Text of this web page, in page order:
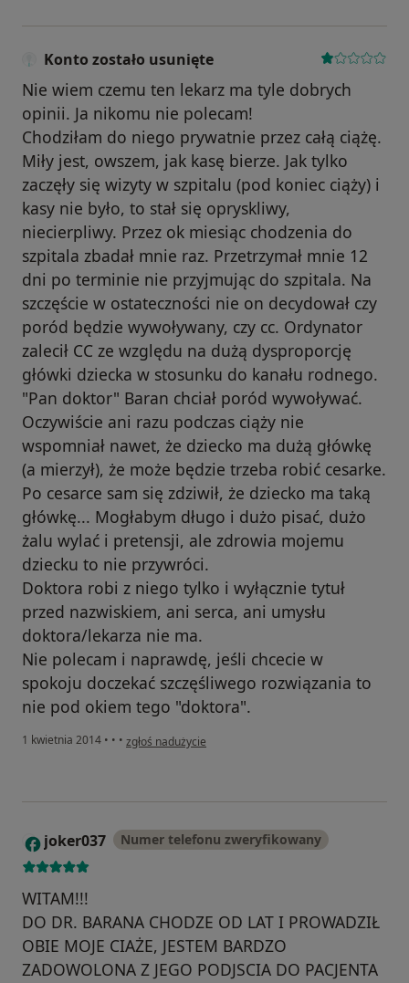
Konto zostało usunięte
Nie wiem czemu ten lekarz ma tyle dobrych
opinii. Ja nikomu nie polecam!
Chodziłam do niego prywatnie przez całą ciążę.
Miły jest, owszem, jak kasę bierze. Jak tylko
zaczęły się wizyty w szpitalu (pod koniec ciąży) i
kasy nie było, to stał się opryskliwy,
niecierpliwy. Przez ok miesiąc chodzenia do
szpitala zbadał mnie raz. Przetrzymał mnie 12
dni po terminie nie przyjmując do szpitala. Na
szczęście w ostateczności nie on decydował czy
poród będzie wywoływany, czy cc. Ordynator
zalecił CC ze względu na dużą dysproporcję
główki dziecka w stosunku do kanału rodnego.
"Pan doktor" Baran chciał poród wywoływać.
Oczywiście ani razu podczas ciąży nie
wspomniał nawet, że dziecko ma dużą główkę
(a mierzył), że może będzie trzeba robić cesarke.
Po cesarce sam się zdziwił, że dziecko ma taką
główkę... Mogłabym długo i dużo pisać, dużo
żalu wylać i pretensji, ale zdrowia mojemu
dziecku to nie przywróci.
Doktora robi z niego tylko i wyłącznie tytuł
przed nazwiskiem, ani serca, ani umysłu
doktora/lekarza nie ma.
Nie polecam i naprawdę, jeśli chcecie w
spokoju doczekać szczęśliwego rozwiązania to
nie pod okiem tego "doktora".
1 kwietnia 2014 • • • w opinii użytkownika Konto zostało usunięte
zgłoś nadużycie
J joker037 Numer telefonu zweryfikowany
WITAM!!!
DO DR. BARANA CHODZE OD LAT I PROWADZIŁ
OBIE MOJE CIAŻE, JESTEM BARDZO
ZADOWOLONA Z JEGO PODJSCIA DO PACJENTA